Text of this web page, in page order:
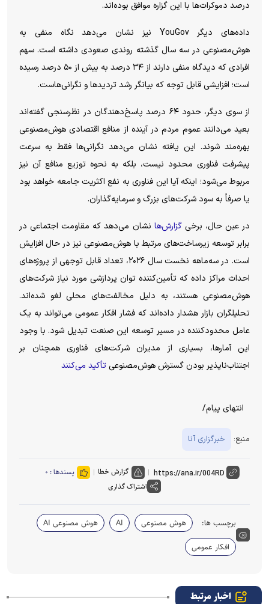
درصد دموکرات‌ها با این گزاره موافق بوده‌اند.
داده‌های دیگر YouGov نیز نشان می‌دهد نگاه منفی به
هوش‌مصنوعی در سه سال گذشته روندی صعودی داشته است. سهم
افرادی که دیدگاه منفی دارند از ۳۴ درصد به بیش از ۵۰ درصد رسیده
است؛ افزایشی قابل توجه که بیانگر رشد تردید‌ها و نگرانی‌هاست.
از سوی دیگر، حدود ۶۴ درصد پاسخ‌دهندگان در نظرسنجی گفته‌اند
بعید می‌دانند عموم مردم در آینده از منافع اقتصادی هوش‌مصنوعی
بهره‌مند شوند. این یافته نشان می‌دهد نگرانی‌ها فقط به سرعت
پیشرفت فناوری محدود نیست، بلکه به نحوه توزیع منافع آن نیز
مربوط می‌شود؛ اینکه آیا این فناوری به نفع اکثریت جامعه خواهد بود
یا صرفاً به سود شرکت‌های بزرگ و سرمایه‌گذاران.
در عین حال، برخیگزارش‌ها نشان می‌دهد که مقاومت اجتماعی در
برابر توسعه زیرساخت‌های مرتبط با هوش‌مصنوعی نیز در حال افزایش
است. در سه‌ماهه نخست سال ۲۰۲۶، تعداد قابل توجهی از پروژه‌های
احداث مراکز داده که تأمین‌کننده توان پردازشی مورد نیاز شرکت‌های
هوش‌مصنوعی هستند، به دلیل مخالفت‌های محلی لغو شده‌اند.
تحلیلگران بازار هشدار داده‌اند که فشار افکار عمومی می‌تواند به یک
عامل محدودکننده در مسیر توسعه این صنعت تبدیل شود. با وجود
این آمارها، بسیاری از مدیران شرکت‌های فناوری همچنان بر
اجتناب‌ناپذیر بودن گسترش هوش‌مصنوعی تأکید می‌کنند
انتهای پیام/
منبع: خبرگزاری آنا
گزارش خطا پسندها : ۰
اشتراک گذاری
برچسب ها: هوش مصنوعی AI
هوش مصنوعی AI
افکار عمومی
اخبار مرتبط